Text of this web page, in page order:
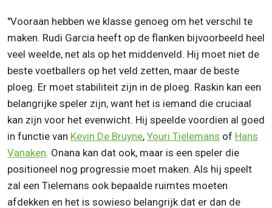
"Vooraan hebben we klasse genoeg om het verschil te
maken. Rudi Garcia heeft op de flanken bijvoorbeeld heel
veel weelde, net als op het middenveld. Hij moet niet de
beste voetballers op het veld zetten, maar de beste
ploeg. Er moet stabiliteit zijn in de ploeg. Raskin kan een
belangrijke speler zijn, want het is iemand die cruciaal
kan zijn voor het evenwicht. Hij speelde voordien al goed
in functie van Kevin De Bruyne, Youri Tielemans of Hans
Vanaken. Onana kan dat ook, maar is een speler die
positioneel nog progressie moet maken. Als hij speelt
zal een Tielemans ook bepaalde ruimtes moeten
afdekken en het is sowieso belangrijk dat er dan de